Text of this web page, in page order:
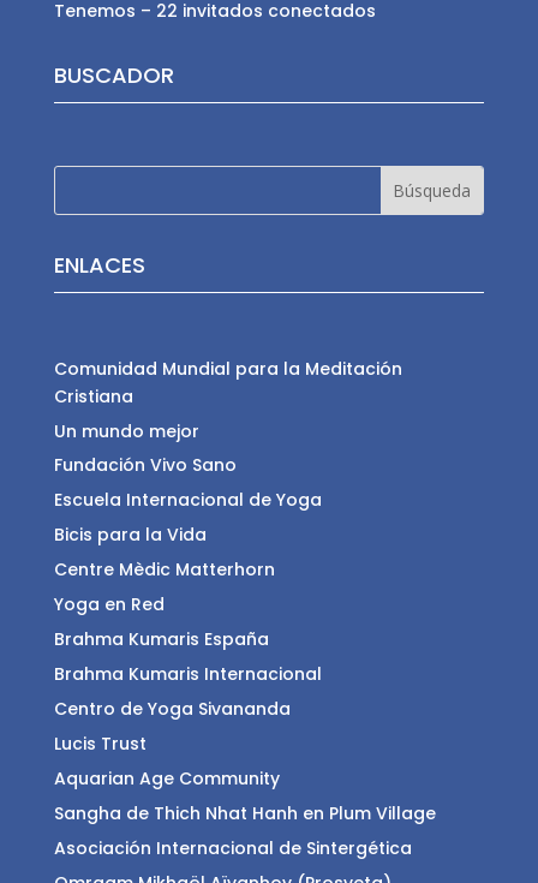
Tenemos – 22 invitados conectados
BUSCADOR
ENLACES
Comunidad Mundial para la Meditación
Cristiana
Un mundo mejor
Fundación Vivo Sano
Escuela Internacional de Yoga
Bicis para la Vida
Centre Mèdic Matterhorn
Yoga en Red
Brahma Kumaris España
Brahma Kumaris Internacional
Centro de Yoga Sivananda
Lucis Trust
Aquarian Age Community
Sangha de Thich Nhat Hanh en Plum Village
Asociación Internacional de Sintergética